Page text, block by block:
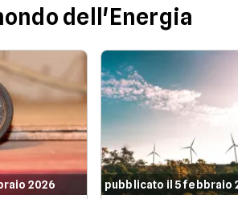
variabile
la
aiutano a tenere
controllo le spese di
Scopri la soluzione
conveniente per te
quelle proposte da
Illumia e Ajò Energia
risparmiare fin da
dell'Energia
2026 pubblicato il 5 febbraio